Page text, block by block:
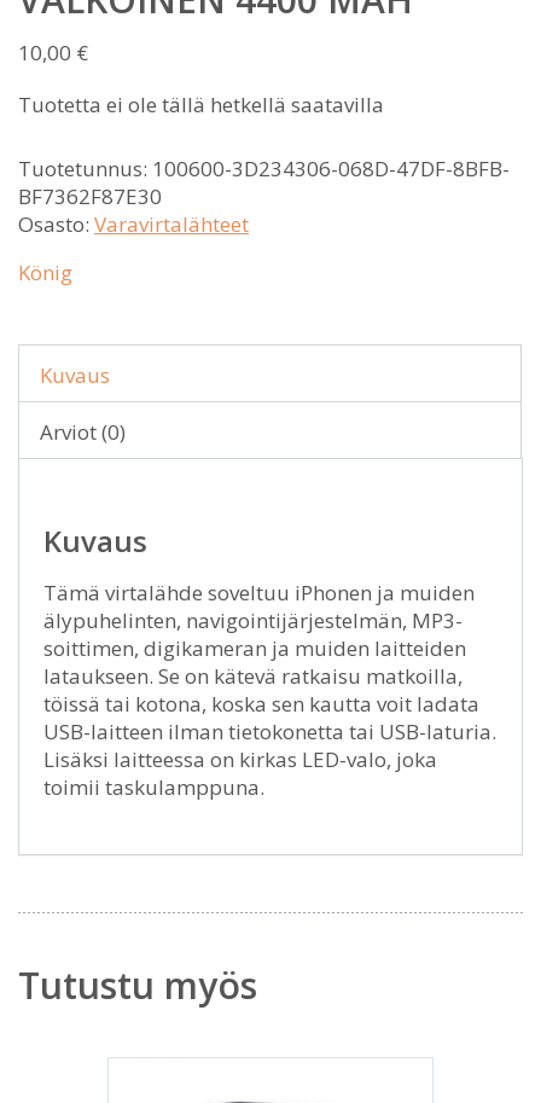
10,00 €
Tuotetta ei ole tällä hetkellä saatavilla
Tuotetunnus: 100600-3D234306-068D-47DF-8BFB-
BF7362F87E30
Osasto: Varavirtalähteet
König
Kuvaus
Arviot (0)
Kuvaus
Tämä virtalähde soveltuu iPhonen ja muiden
älypuhelinten, navigointijärjestelmän, MP3-
soittimen, digikameran ja muiden laitteiden
lataukseen. Se on kätevä ratkaisu matkoilla,
töissä tai kotona, koska sen kautta voit ladata
USB-laitteen ilman tietokonetta tai USB-laturia.
Lisäksi laitteessa on kirkas LED-valo, joka
toimii taskulamppuna.
Tutustu myös